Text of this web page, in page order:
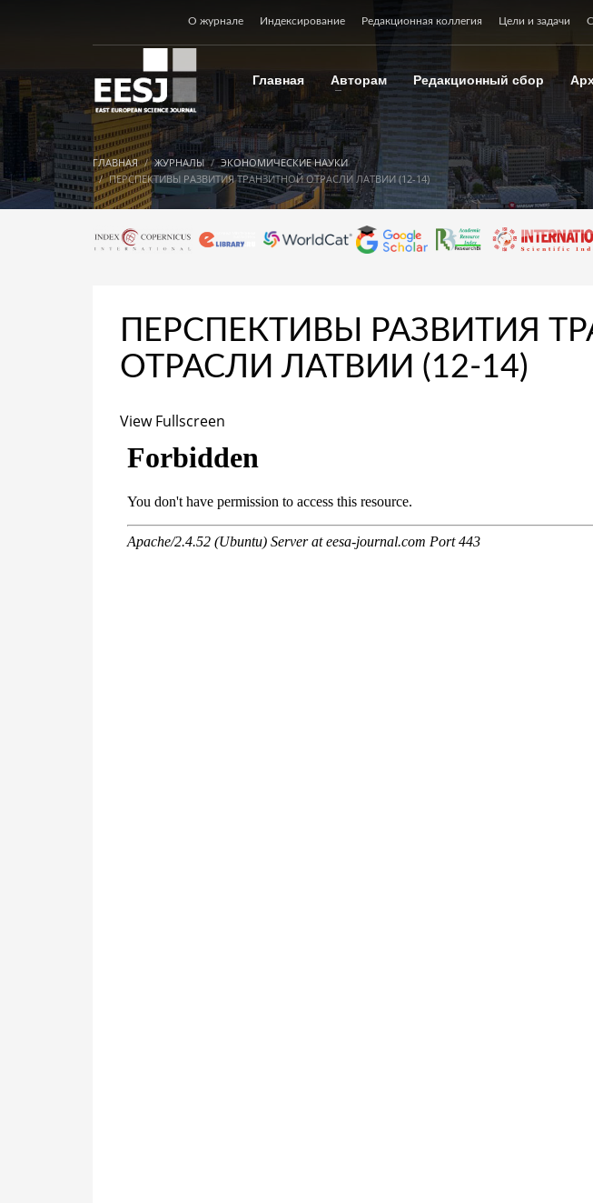
О журнале Индексирование Редакционная коллегия Цели и задачи
Главная Авторам Редакционный сбор
ГЛАВНАЯ ЖУРНАЛЫ
ЭКОНОМИЧЕСКИЕ НАУКИ
ПЕРСПЕКТИВЫ РАЗВИТИЯ ТРАНЗИТНОЙ ОТРАСЛИ ЛАТВИИ (12-14)
ПЕРСПЕКТИВЫ РАЗВИТИЯ
ОТРАСЛИ ЛАТВИИ (12-14)
View Fullscreen
Перейти
содержимому
PDF